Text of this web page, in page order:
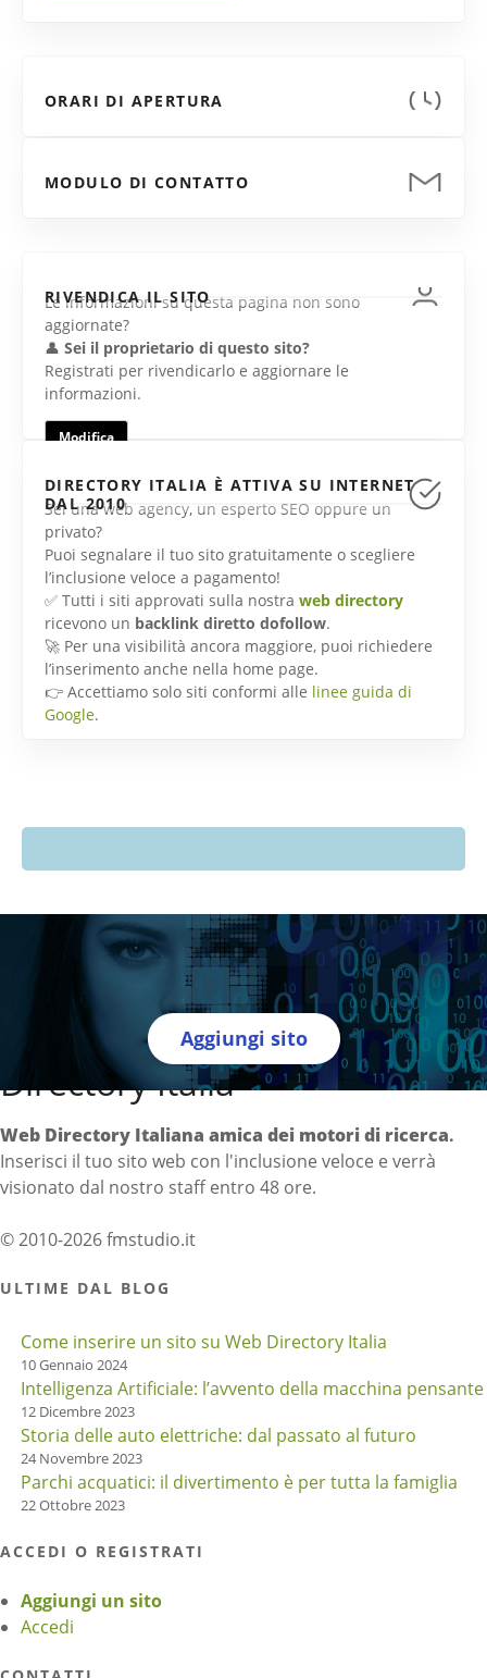
ORARI DI APERTURA
MODULO DI CONTATTO
RIVENDICA IL SITO
Le informazioni su questa pagina non sono
aggiornate?
👤 Sei il proprietario di questo sito?
Registrati per rivendicarlo e aggiornare le
informazioni.
Modifica
DIRECTORY ITALIA È ATTIVA SU INTERNET
DAL 2010
Sei una web agency, un esperto SEO oppure un
privato?
Puoi segnalare il tuo sito gratuitamente o scegliere
l’inclusione veloce a pagamento!
✅ Tutti i siti approvati sulla nostra web directory
ricevono un backlink diretto dofollow.
🚀 Per una visibilità ancora maggiore, puoi richiedere
l’inserimento anche nella home page.
👉 Accettiamo solo siti conformi alle linee guida di
Google.
Aggiungi sito
Directory Italia
Web Directory Italiana amica dei motori di ricerca.
Inserisci il tuo sito web con l'inclusione veloce e verrà
visionato dal nostro staff entro 48 ore.
© 2010-2026 fmstudio.it
ULTIME DAL BLOG
Come inserire un sito su Web Directory Italia
10 Gennaio 2024
Intelligenza Artificiale: l’avvento della macchina pensante
12 Dicembre 2023
Storia delle auto elettriche: dal passato al futuro
24 Novembre 2023
Parchi acquatici: il divertimento è per tutta la famiglia
22 Ottobre 2023
ACCEDI O REGISTRATI
Aggiungi un sito
Accedi